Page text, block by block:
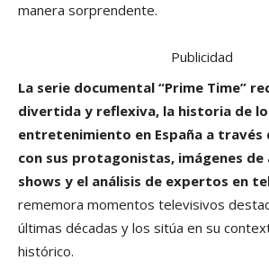
manera sorprendente.
Publicidad
La serie documental “Prime Time”
divertida y reflexiva, la historia de
entretenimiento en España a
con sus protagonistas, imágenes de
shows y el análisis de expertos en
rememora momentos televisivos
últimas décadas y los sitúa en su
histórico.